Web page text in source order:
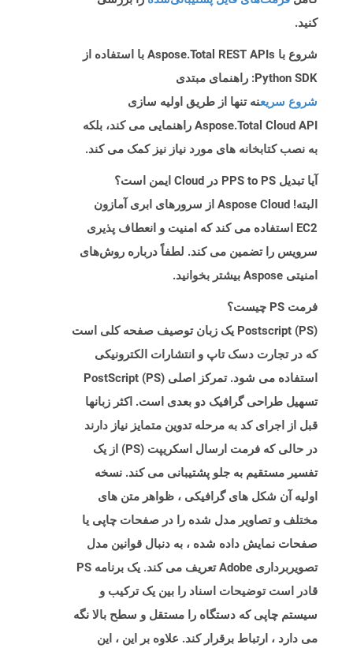
کنید.
شروع با Aspose.Total REST APIs با استفاده از
Python SDK: راهنمای مبتدی
شروع سریعنه تنها از طریق اولیه سازی
Aspose.Total Cloud API راهنمایی می کند، بلکه
به نصب کتابخانه های مورد نیاز نیز کمک می کند.
آیا تبدیل PPS to PS در Cloud ایمن است؟
البته! Aspose Cloud از سرورهای ابری آمازون
EC2 استفاده می کند که امنیت و انعطاف پذیری
سرویس را تضمین می کند. لطفاً درباره روش‌های
امنیتی Aspose بیشتر بخوانید.
فرمت PS چیست؟
Postscript (PS) یک زبان توصیف صفحه کلی است
که در تجارت دسک تاپ و انتشارات الکترونیکی
استفاده می شود. تمرکز اصلی PostScript (PS)
تسهیل طراحی گرافیک دو بعدی است. اکثر زبانها
قبل از اجرای کد به مرحله تدوین متمایز نیاز دارند
در حالی که فرمت ارسال اسکریپت (PS) از یک
تفسیر مستقیم به جلو پشتیبانی می کند. نسخه
اولیه آن شکل های گرافیکی ، ظواهر متن های
مختلف و تصاویر مدل شده را در صفحات چاپی یا
صفحات نمایش داده شده ، به دنبال قوانین مدل
تصویربرداری Adobe تعریف می کند. یک برنامه PS
قادر است توضیحات اسناد را بین یک ترکیب و
سیستم چاپی که دستگاه را مستقل و سطح بالا نگه
می دارد ، ارتباط برقرار کند. علاوه بر این ، این